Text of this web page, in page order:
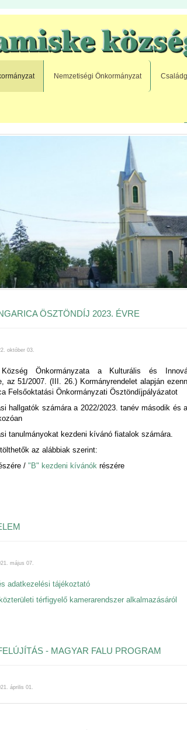
Nemzetiségi Önkormányzat
ÖSZTÖNDÍJ 2023. ÉVRE
október 03.
Község Önkormányzata a Kulturális és
az 51/2007. (III. 26.) Kormányrendelet alapján
Felsőoktatási Önkormányzati Ösztöndíjpályázatot
hallgatók számára a 2022/2023. tanév második és
tanulmányokat kezdeni kívánó fiatalok számára.
az alábbiak szerint:
/ "B" kezdeni kívánókrészére
május 07.
adatkezelési tájékoztató
térfigyelő kamerarendszer alkalmazásáról
- MAGYAR FALU PROGRAM
április 01.